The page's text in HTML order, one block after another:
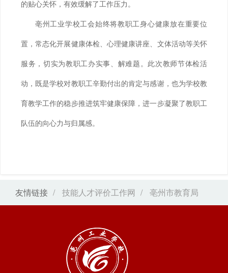
的贴心关怀，有效缓解了工作压力。
亳州工业学校工会始终将教职工身心健康放在重要位
置，常态化开展健康体检、心理健康讲座、文体活动等关怀
服务，切实为教职工办实事、解难题。此次教师节体检活
动，既是学校对教职工辛勤付出的肯定与感谢，也为学校教
育教学工作的稳步推进筑牢健康保障，进一步凝聚了教职工
队伍的向心力与归属感。
友情链接 / 技能人才评价工作网 / 亳州市教育局